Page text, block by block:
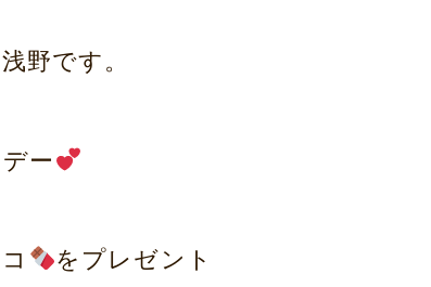
野です。
ー
をプレゼント